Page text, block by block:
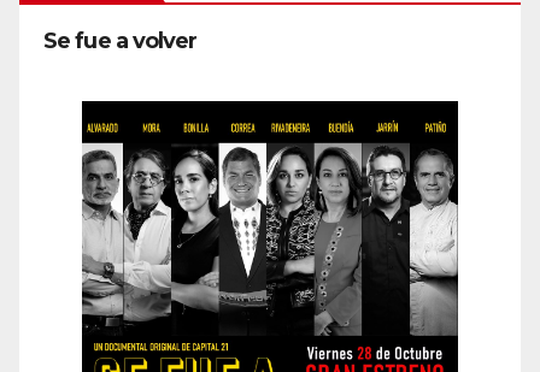
Se fue a volver